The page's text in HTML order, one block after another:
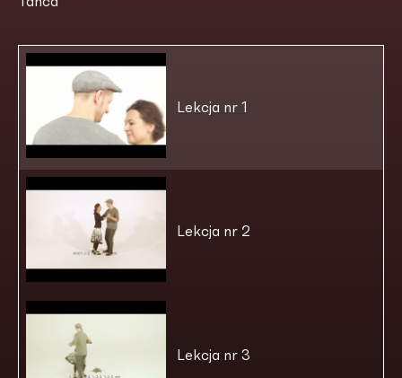
Lekcja nr 1
Lekcja nr 2
Lekcja nr 3